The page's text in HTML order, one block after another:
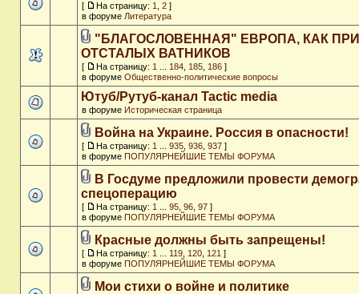
[ На страницу: 1 2 ]
в форуме Литература
"БЛАГОСЛОВЕННАЯ" ЕВРОПА, КАК
ОТСТАЛЫХ ВАТНИКОВ
[ На страницу: 1 184 185 186 ]
в форуме Общественно-политические вопросы
Ютуб/Рутуб-канал Tactic media
в форуме Историческая страница
Война на Украине. Россия в опасности!
[ На страницу: 1 935 936 937 ]
в форуме ПОПУЛЯРНЕЙШИЕ ТЕМЫ ФОРУМА
В Госдуме предложили провести
спецоперацию
[ На страницу: 1 95 96 97 ]
в форуме ПОПУЛЯРНЕЙШИЕ ТЕМЫ ФОРУМА
Красные должны быть запрещены!
[ На страницу: 1 119 120 121 ]
в форуме ПОПУЛЯРНЕЙШИЕ ТЕМЫ ФОРУМА
Мои стихи о войне и политике